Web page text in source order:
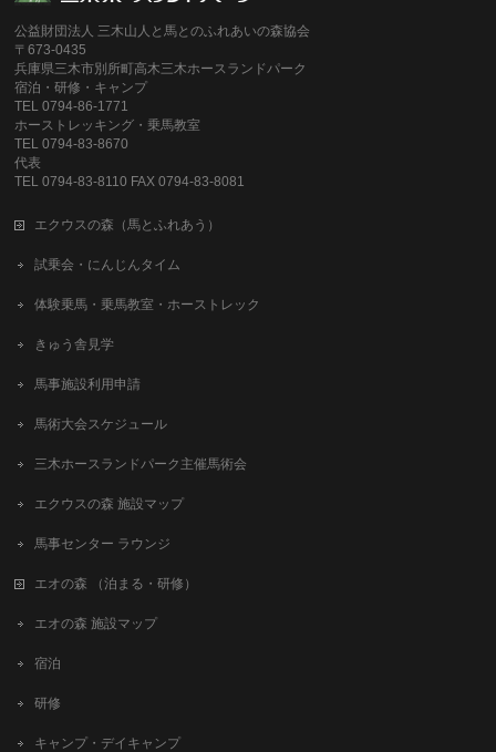
公益財団法人 三木山人と馬とのふれあいの森協会
〒673-0435
兵庫県三木市別所町高木三木ホースランドパーク
宿泊・研修・キャンプ
TEL 0794-86-1771
ホーストレッキング・乗馬教室
TEL 0794-83-8670
代表
TEL 0794-83-8110 FAX 0794-83-8081
エクウスの森（馬とふれあう）
試乗会・にんじんタイム
体験乗馬・乗馬教室・ホーストレック
きゅう舎見学
馬事施設利用申請
馬術大会スケジュール
三木ホースランドパーク主催馬術会
エクウスの森 施設マップ
馬事センター ラウンジ
エオの森 （泊まる・研修）
エオの森 施設マップ
宿泊
研修
キャンプ・デイキャンプ